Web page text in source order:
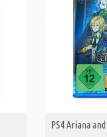
PS4 Ariana